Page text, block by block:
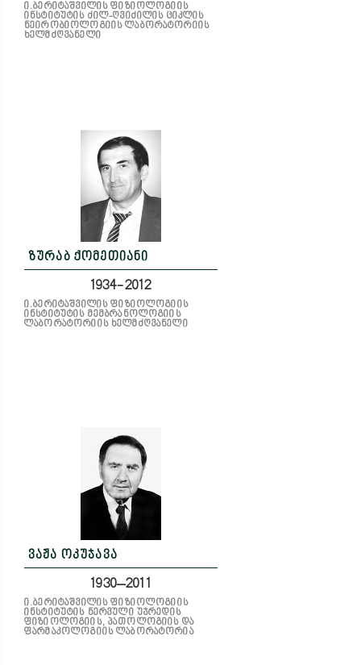
ი.ბერიტაშვილის ფიზიოლოგიის
ინსტიტუტის ძილ-ღვიძილის ციკლის
ნეირობიოლოგიის ლაბორატორიის
ხელმძღვანელი
ზურაბ ქომეთიანი
1934-2012
ი.ბერიტაშვილის ფიზიოლოგიის
ინსტიტუტის მემბრანოლოგიის
ლაბორატორიის ხელმძღვანელი
ვაჟა ოკუჯავა
1930–2011
ი.ბერიტაშვილის ფიზიოლოგიის
ინსტიტუტის ნერვული უჯრედის
ფიზიოლოგიის, პათოლოგიის და
ფარმაკოლოგიის ლაბორატორია